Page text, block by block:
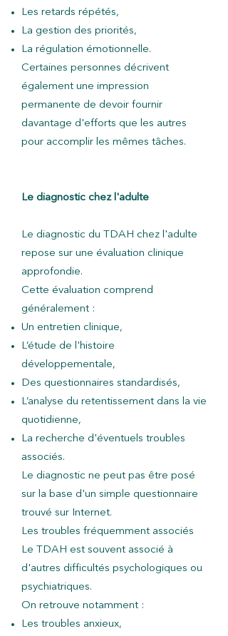
Les retards répétés,
La gestion des priorités,
La régulation émotionnelle.
Certaines personnes décrivent
également une impression
permanente de devoir fournir
davantage d'efforts que les autres
pour accomplir les mêmes tâches.
Le diagnostic chez l'adulte
Le diagnostic du TDAH chez l'adulte
repose sur une évaluation clinique
approfondie.
Cette évaluation comprend
généralement :
Un entretien clinique,
L’étude de l'histoire
développementale,
Des questionnaires standardisés,
L’analyse du retentissement dans la vie
quotidienne,
La recherche d'éventuels troubles
associés.
Le diagnostic ne peut pas être posé
sur la base d'un simple questionnaire
trouvé sur Internet.
Les troubles fréquemment associés
Le TDAH est souvent associé à
d'autres difficultés psychologiques ou
psychiatriques.
On retrouve notamment :
Les troubles anxieux,